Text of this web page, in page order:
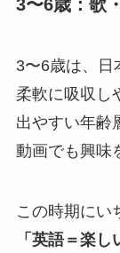
3〜6歳：歌
3〜6歳は、日
柔軟に吸収し
出やすい年齢
動画でも興味
この時期にい
「英語＝楽